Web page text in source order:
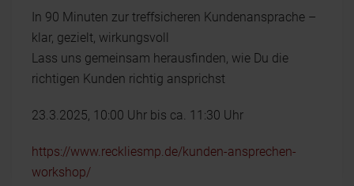
In 90 Minuten zur treffsicheren Kundenansprache –
klar, gezielt, wirkungsvoll
Lass uns gemeinsam herausfinden, wie Du die
richtigen Kunden richtig ansprichst
23.3.2025, 10:00 Uhr bis ca. 11:30 Uhr
https://www.reckliesmp.de/kunden-ansprechen-
workshop/